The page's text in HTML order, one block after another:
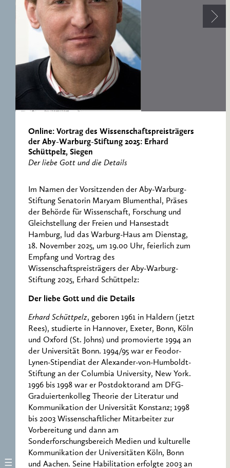
ERNST CASSIRER
ARBEITSSTELLE 1997-
2007
Online: Vortrag des Wissenschaftspreisträgers
der Aby-Warburg-Stiftung 2025: Erhard
Schüttpelz, Siegen
Der liebe Gott und die Details
Im Namen der Vorsitzenden der Aby-Warburg-
Stiftung Senatorin Maryam Blumenthal, Präses
der Behörde für Wissenschaft, Forschung und
Gleichstellung der Freien und Hansestadt
Hamburg, lud das Warburg-Haus am Dienstag,
18. November 2025, um 19.00 Uhr, feierlich zum
Empfang und Vortrag des
Wissenschaftspreisträgers der Aby-Warburg-
Stiftung 2025, Erhard Schüttpelz:
Der liebe Gott und die Details
Erhard Schüttpelz, geboren 1961 in Haldern (jetzt
Rees), studierte in Hannover, Exeter, Bonn, Köln
und Oxford (St. Johns) und promovierte 1994 an
der Universität Bonn. 1994/95 war er Feodor-
Lynen-Stipendiat der Alexander-von-Humboldt-
Stiftung an der Columbia University, New York.
1996 bis 1998 war er Postdoktorand am DFG-
Graduiertenkolleg Theorie der Literatur und
Kommunikation der Universität Konstanz; 1998
bis 2003 Wissenschaftlicher Mitarbeiter zur
Vorbereitung und dann am
Sonderforschungsbereich Medien und kulturelle
Kommunikation der Universitäten Köln, Bonn
und Aachen. Seine Habilitation erfolgte 2003 an